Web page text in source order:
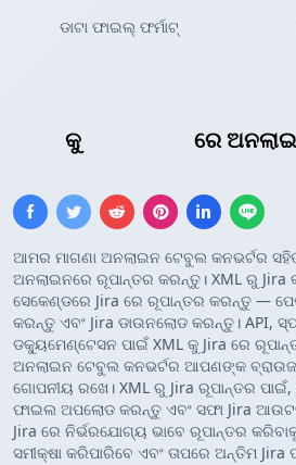
କୁ ରେ
ଆମର ମାଗଣା ଅନଲାଇନ ଟେବୁଲ କନଭର୍ଟର
ଅନଲାଇନରେ ରୂପାନ୍ତର କରନ୍ତୁ। XML ରୁ Jira
ସେକେଣ୍ଡରେ Jira ରେ ରୂପାନ୍ତର କରନ୍ତୁ —
କରନ୍ତୁ ଏବଂ Jira ଡାଉନଲୋଡ କରନ୍ତୁ। API,
ଡକ୍ୟୁମେଣ୍ଟେସନ ପାଇଁ XML କୁ Jira ରେ
ଅନଲାଇନ ଟେବୁଲ କନଭର୍ଟର ଆପଣଙ୍କ
ଗୋପନୀୟ ରଖେ। XML ରୁ Jira ରୂପାନ୍ତର
ଫାଇଲ ଅପଲୋଡ କରନ୍ତୁ ଏବଂ ସଫା Jira
Jira ରେ ନିର୍ଭରଯୋଗ୍ୟ ଭାବେ ରୂପାନ୍ତର
ସମୀକ୍ଷା କରିପାରିବେ ଏବଂ ତାପରେ ଅନ୍ତିମ
ଡାଟା ଫାଇଲ୍ ଫର୍ମାଟ୍